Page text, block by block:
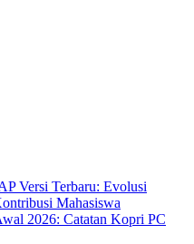
Versi Terbaru: Evolusi
Mahasiswa
2026: Catatan Kopri PC